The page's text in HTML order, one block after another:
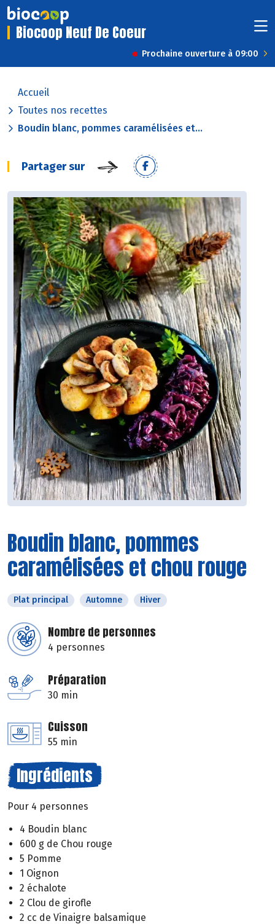
Biocoop Neuf De Coeur
Prochaine ouverture à 09:00
Accueil
Toutes nos recettes
Boudin blanc, pommes caramélisées et...
Partager sur
Boudin blanc, pommes
caramélisées et chou rouge
Plat principal Automne Hiver
Nombre de personnes
4 personnes
Préparation
30 min
Cuisson
55 min
Ingrédients
Pour 4 personnes
4 Boudin blanc
600 g de Chou rouge
5 Pomme
1 Oignon
2 échalote
2 Clou de girofle
2 cc de Vinaigre balsamique